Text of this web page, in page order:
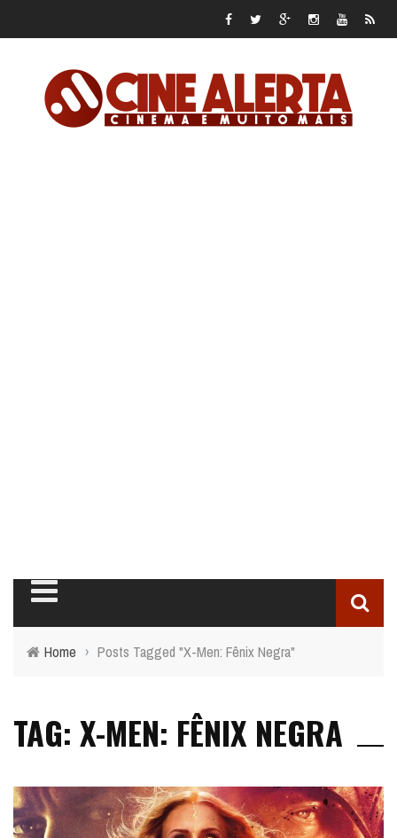
Home › Posts Tagged "X-Men: Fênix Negra"
TAG: X-MEN: FÊNIX NEGRA